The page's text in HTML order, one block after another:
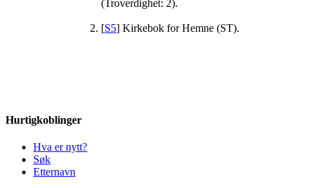
(Troverdighet: 2).
[S5] Kirkebok for Hemne (ST).
Hurtigkoblinger
Hva er nytt?
Søk
Etternavn